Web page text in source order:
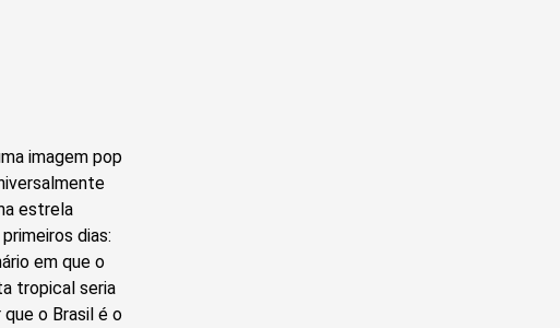
imagem pop
estrela
dias:
em que o
tropical seria
o Brasil é o